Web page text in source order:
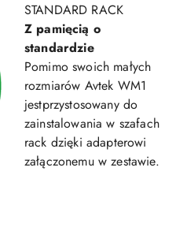
STANDARD RACK
Z pamięcią o
standardzie
Pomimo swoich małych
rozmiarów Avtek WM1
jestprzystosowany do
zainstalowania w szafach
rack dzięki adapterowi
załączonemu w zestawie.